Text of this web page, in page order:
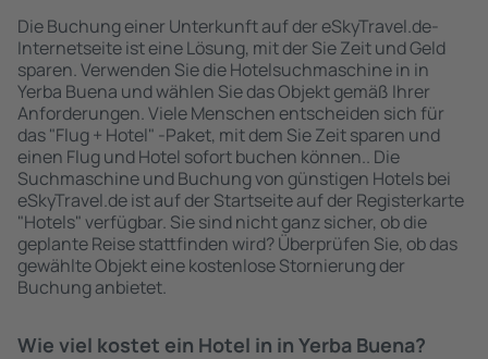
Die Buchung einer Unterkunft auf der eSkyTravel.de-
Internetseite ist eine Lösung, mit der Sie Zeit und Geld
sparen. Verwenden Sie die Hotelsuchmaschine in in
Yerba Buena und wählen Sie das Objekt gemäß Ihrer
Anforderungen. Viele Menschen entscheiden sich für
das "Flug + Hotel" -Paket, mit dem Sie Zeit sparen und
einen Flug und Hotel sofort buchen können.. Die
Suchmaschine und Buchung von günstigen Hotels bei
eSkyTravel.de ist auf der Startseite auf der Registerkarte
"Hotels" verfügbar. Sie sind nicht ganz sicher, ob die
geplante Reise stattfinden wird? Überprüfen Sie, ob das
gewählte Objekt eine kostenlose Stornierung der
Buchung anbietet.
Wie viel kostet ein Hotel in in Yerba Buena?